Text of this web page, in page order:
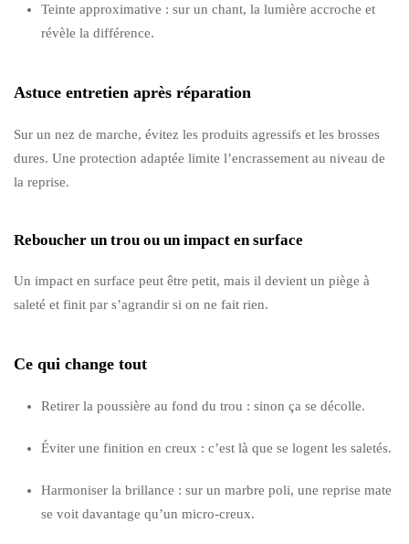
Teinte approximative : sur un chant, la lumière accroche et
révèle la différence.
Astuce entretien après réparation
Sur un nez de marche, évitez les produits agressifs et les brosses
dures. Une protection adaptée limite l’encrassement au niveau de
la reprise.
Reboucher un trou ou un impact en surface
Un impact en surface peut être petit, mais il devient un piège à
saleté et finit par s’agrandir si on ne fait rien.
Ce qui change tout
Retirer la poussière au fond du trou : sinon ça se décolle.
Éviter une finition en creux : c’est là que se logent les saletés.
Harmoniser la brillance : sur un marbre poli, une reprise mate
se voit davantage qu’un micro-creux.